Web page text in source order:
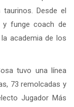
Desde el
y funge coach de
academia de los
tuvo una línea
73 remolcadas y
Jugador Más